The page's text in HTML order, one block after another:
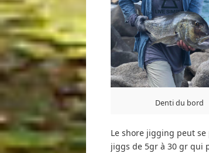
Denti du bord
Le shore jigging peut
jiggs de 5gr à 30 gr qui